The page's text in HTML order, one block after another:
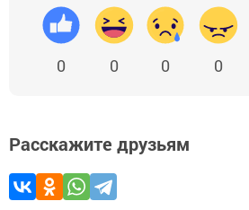
0 0 0 0
Расскажите друзьям